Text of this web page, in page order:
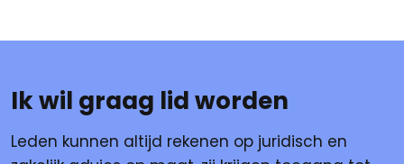
Ik wil graag lid worden
Leden kunnen altijd rekenen op juridisch en